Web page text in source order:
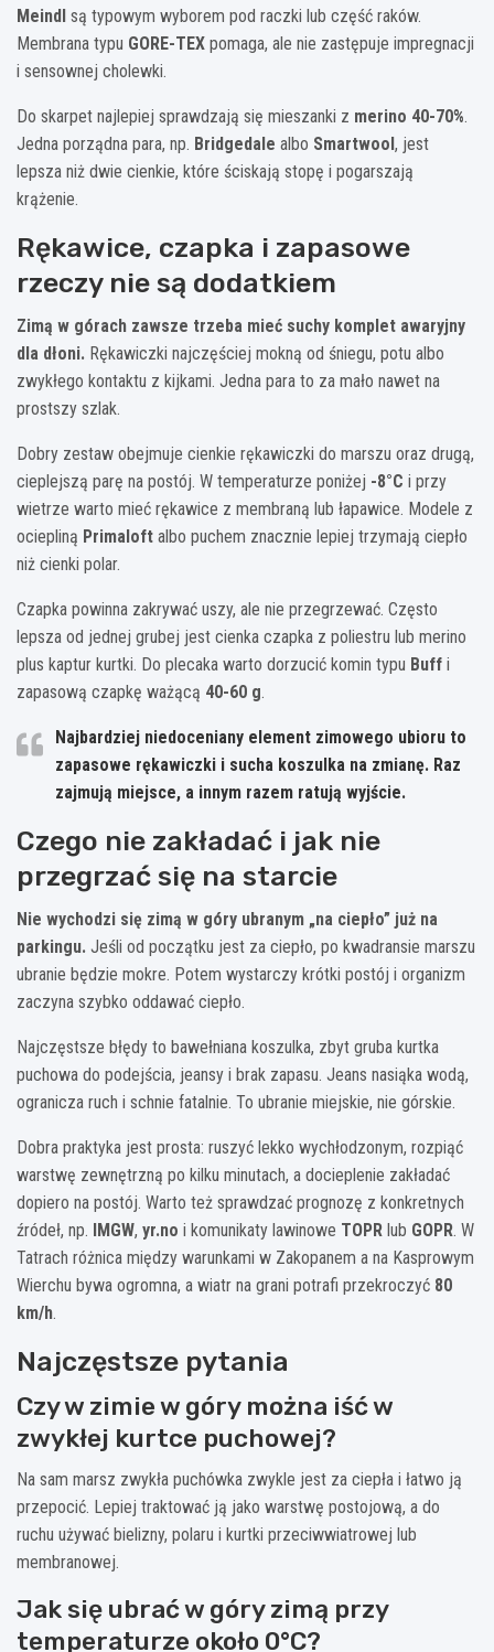
Meindl są typowym wyborem pod raczki lub część raków.
Membrana typu GORE-TEX pomaga, ale nie zastępuje impregnacji
i sensownej cholewki.
Do skarpet najlepiej sprawdzają się mieszanki z merino 40-70%.
Jedna porządna para, np. Bridgedale albo Smartwool, jest
lepsza niż dwie cienkie, które ściskają stopę i pogarszają
krążenie.
Rękawice, czapka i zapasowe
rzeczy nie są dodatkiem
Zimą w górach zawsze trzeba mieć suchy komplet awaryjny
dla dłoni. Rękawiczki najczęściej mokną od śniegu, potu albo
zwykłego kontaktu z kijkami. Jedna para to za mało nawet na
prostszy szlak.
Dobry zestaw obejmuje cienkie rękawiczki do marszu oraz drugą,
cieplejszą parę na postój. W temperaturze poniżej -8°C i przy
wietrze warto mieć rękawice z membraną lub łapawice. Modele z
ociepliną Primaloft albo puchem znacznie lepiej trzymają ciepło
niż cienki polar.
Czapka powinna zakrywać uszy, ale nie przegrzewać. Często
lepsza od jednej grubej jest cienka czapka z poliestru lub merino
plus kaptur kurtki. Do plecaka warto dorzucić komin typu Buff i
zapasową czapkę ważącą 40-60 g.
Najbardziej niedoceniany element zimowego ubioru to
zapasowe rękawiczki i sucha koszulka na zmianę. Raz
zajmują miejsce, a innym razem ratują wyjście.
Czego nie zakładać i jak nie
przegrzać się na starcie
Nie wychodzi się zimą w góry ubranym „na ciepło” już na
parkingu. Jeśli od początku jest za ciepło, po kwadransie marszu
ubranie będzie mokre. Potem wystarczy krótki postój i organizm
zaczyna szybko oddawać ciepło.
Najczęstsze błędy to bawełniana koszulka, zbyt gruba kurtka
puchowa do podejścia, jeansy i brak zapasu. Jeans nasiąka wodą,
ogranicza ruch i schnie fatalnie. To ubranie miejskie, nie górskie.
Dobra praktyka jest prosta: ruszyć lekko wychłodzonym, rozpiąć
warstwę zewnętrzną po kilku minutach, a docieplenie zakładać
dopiero na postój. Warto też sprawdzać prognozę z konkretnych
źródeł, np. IMGW, yr.no i komunikaty lawinowe TOPR lub GOPR. W
Tatrach różnica między warunkami w Zakopanem a na Kasprowym
Wierchu bywa ogromna, a wiatr na grani potrafi przekroczyć 80
km/h.
Najczęstsze pytania
Czy w zimie w góry można iść w
zwykłej kurtce puchowej?
Na sam marsz zwykła puchówka zwykle jest za ciepła i łatwo ją
przepocić. Lepiej traktować ją jako warstwę postojową, a do
ruchu używać bielizny, polaru i kurtki przeciwwiatrowej lub
membranowej.
Jak się ubrać w góry zimą przy
temperaturze około 0°C?